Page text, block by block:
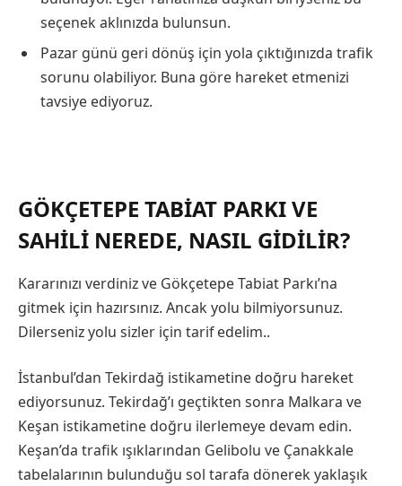
seçenek aklınızda bulunsun.
Pazar günü geri dönüş için yola çıktığınızda trafik
sorunu olabiliyor. Buna göre hareket etmenizi
tavsiye ediyoruz.
GÖKÇETEPE TABIAT PARKI VE
SAHILI NEREDE, NASIL GIDILIR?
Kararınızı verdiniz ve Gökçetepe Tabiat Parkı’na
gitmek için hazırsınız. Ancak yolu bilmiyorsunuz.
Dilerseniz yolu sizler için tarif edelim..
İstanbul’dan Tekirdağ istikametine doğru hareket
ediyorsunuz. Tekirdağ’ı geçtikten sonra Malkara ve
Keşan istikametine doğru ilerlemeye devam edin.
Keşan’da trafik ışıklarından Gelibolu ve Çanakkale
tabelalarının bulunduğu sol tarafa dönerek yaklaşık